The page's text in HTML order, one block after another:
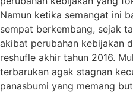
Namun ketika semangat ini
sempat berkembang, sejak
akibat perubahan kebijakan
reshufle akhir tahun 2016.
terbarukan agak stagnan
panasbumi yang memang